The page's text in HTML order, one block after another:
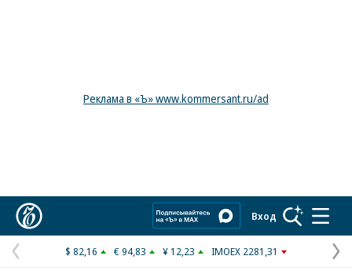
Реклама в «Ъ» www.kommersant.ru/ad
Вход
Предыдущая
$ 82,16 € 94,83 ¥ 12,23 IMOEX 2281,31